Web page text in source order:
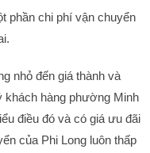
phần chi phí vận chuyển
nhỏ đến giá thành và
khách hàng phường Minh
điều đó và có giá ưu đãi
của Phi Long luôn thấp